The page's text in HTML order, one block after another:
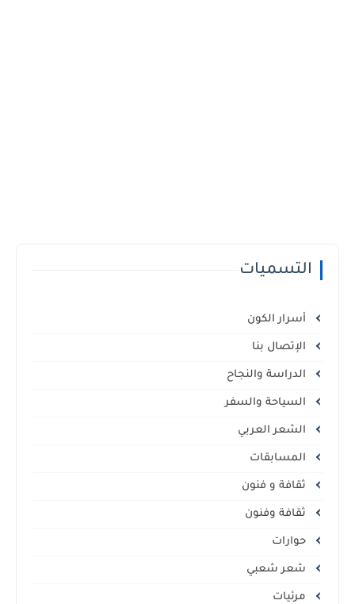
التسميات
أسرار الكون
الإتصال بنا
الدراسة والنجاح
السياحة والسفر
الشعر العربي
المسابقات
ثقافة و فنون
ثقافة وفنون
حوارات
شعر شعبي
مرئيات